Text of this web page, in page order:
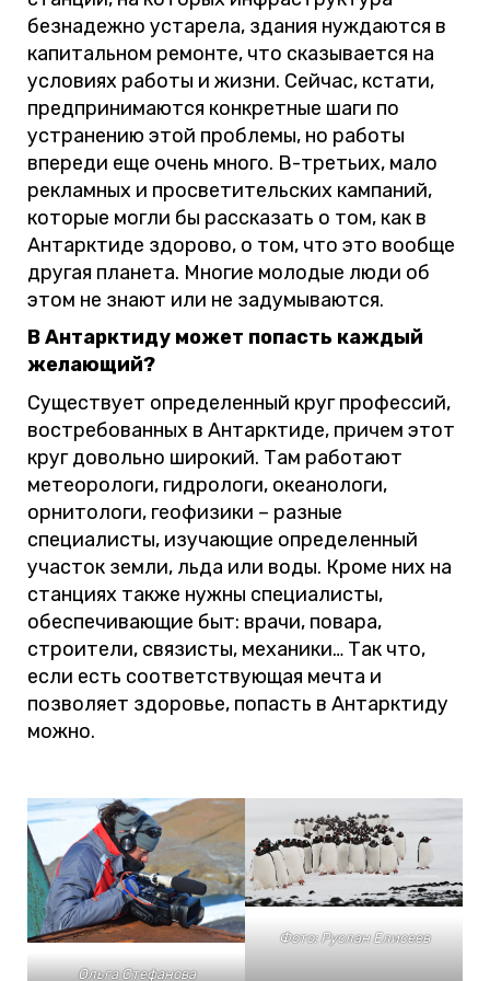
безнадежно устарела, здания нуждаются в
капитальном ремонте, что сказывается на
условиях работы и жизни. Сейчас, кстати,
предпринимаются конкретные шаги по
устранению этой проблемы, но работы
впереди еще очень много. В-третьих, мало
рекламных и просветительских кампаний,
которые могли бы рассказать о том, как в
Антарктиде здорово, о том, что это вообще
другая планета. Многие молодые люди об
этом не знают или не задумываются.
В Антарктиду может попасть каждый
желающий?
Существует определенный круг профессий,
востребованных в Антарктиде, причем этот
круг довольно широкий. Там работают
метеорологи, гидрологи, океанологи,
орнитологи, геофизики – разные
специалисты, изучающие определенный
участок земли, льда или воды. Кроме них на
станциях также нужны специалисты,
обеспечивающие быт: врачи, повара,
строители, связисты, механики… Так что,
если есть соответствующая мечта и
позволяет здоровье, попасть в Антарктиду
можно.
Ольга Стефанова
Фото: Руслан Елисеев